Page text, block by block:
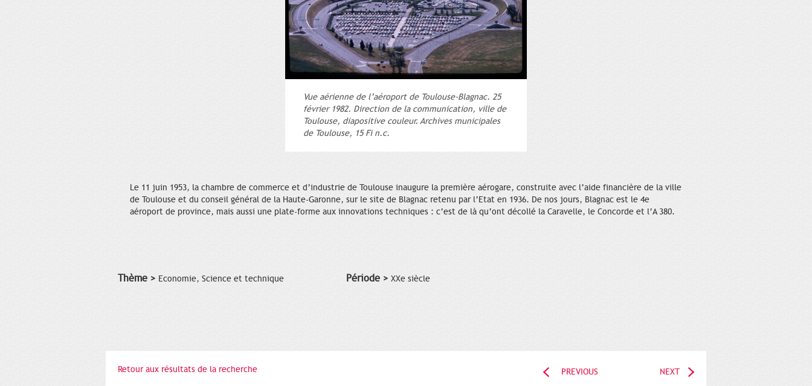
Vue aérienne de l’aéroport de Toulouse-Blagnac. 25
février 1982. Direction de la communication, ville de
Toulouse, diapositive couleur. Archives municipales
de Toulouse, 15 Fi n.c.
Le 11 juin 1953, la chambre de commerce et d’industrie de Toulouse inaugure la première aérogare, construite avec l’aide financière de la ville
de Toulouse et du conseil général de la Haute-Garonne, sur le site de Blagnac retenu par l’Etat en 1936. De nos jours, Blagnac est le 4e
aéroport de province, mais aussi une plate-forme aux innovations techniques : c’est de là qu’ont décollé la Caravelle, le Concorde et l’A 380.
Thème > Economie, Science et technique Période > XXe siècle
Retour aux résultats de la recherche PREVIOUS NEXT